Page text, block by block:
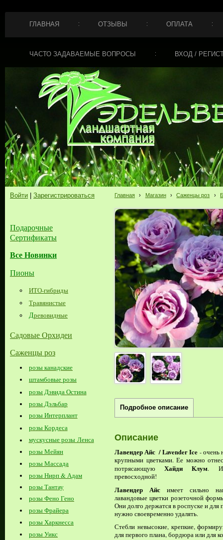
ГЛАВНАЯ ОТЗЫВЫ ОПЛАТА
ЧАСТО ЗАДАВАЕМЫЕ ВОПРОСЫ ВХОД /
Войти Зарегистрироваться
Подарочные
Сертификаты
Все Новинки
Пионы
ИТО-гибриды
Травянистые
Древовидные
Садовые Орхидеи
Саженцы роз
розы канадские
штамбовые розы
розы Дэвида Остина
розы Дэльбар
розы Интерплант
розы Кордеса
мускусные розы Ленса
розы Мейян
розы Массада
розы Нирп & Адам
розы Тантау
розы Фено Гено
розы Фрайера
розы Харкнесса
розы Уикс
Главная › Магазин › Саженцы роз ›
Подробное описание
Описание
Лавендер Айс / Lavender Ice - очень
крупными цветками. Ее можно
потрясающуюХайди Клум.
превосходной!
Лавендер Айс имеет сильно
лавандовые цветки розеточной
Они долго держатся в роспуске и для
нужно своевременно удалять.
Стебли невысокие, крепкие,
для первого плана, бордюра или для